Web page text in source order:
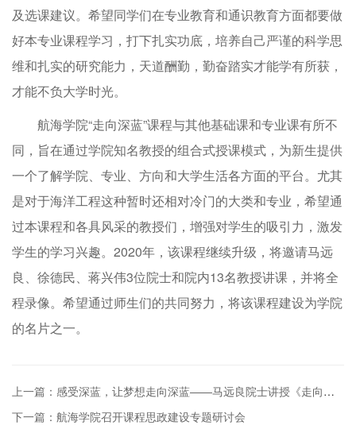
及选课建议。希望同学们在专业教育和通识教育方面都要做
好本专业课程学习，打下扎实功底，培养自己严谨的科学思
维和扎实的研究能力，天道酬勤，勤奋踏实才能学有所获，
才能不负大学时光。
航海学院“走向深蓝”课程与其他基础课和专业课有所不
同，旨在通过学院知名教授的组合式授课模式，为新生提供
一个了解学院、专业、方向和大学生活各方面的平台。尤其
是对于海洋工程这种暂时还相对冷门的大类和专业，希望通
过本课程和各具风采的教授们，增强对学生的吸引力，激发
学生的学习兴趣。2020年，该课程继续升级，将邀请马远
良、徐德民、蒋兴伟3位院士和院内13名教授讲课，并将全
程录像。希望通过师生们的共同努力，将该课程建设为学院
的名片之一。
上一篇：感受深蓝，让梦想走向深蓝——马远良院士讲授《走向深蓝》课程
下一篇：航海学院召开课程思政建设专题研讨会